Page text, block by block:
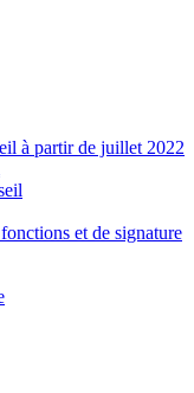
à partir de juillet 2022
et de signature